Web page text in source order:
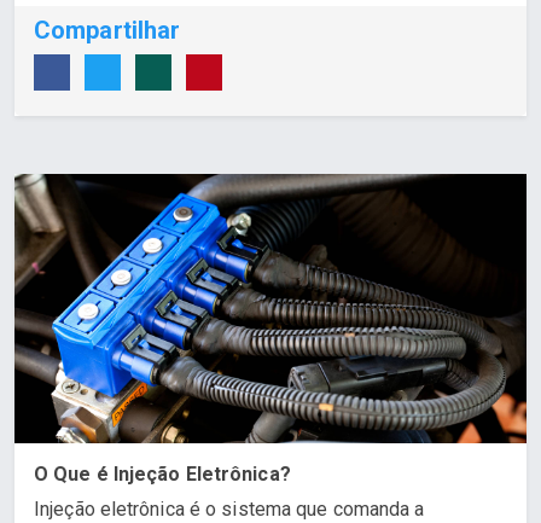
Compartilhar
O Que é Injeção Eletrônica?
Injeção eletrônica é o sistema que comanda a